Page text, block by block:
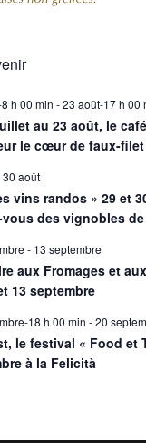
h 00 min -23 août-17 h 00
au 23 août, le
le cœur de faux-
30 août
vins randos » 29 et
vous des vignobles
- 13 septembre
aux Fromages et
13 septembre
18 h 00 min -20
le festival « Food et
à la Felicità